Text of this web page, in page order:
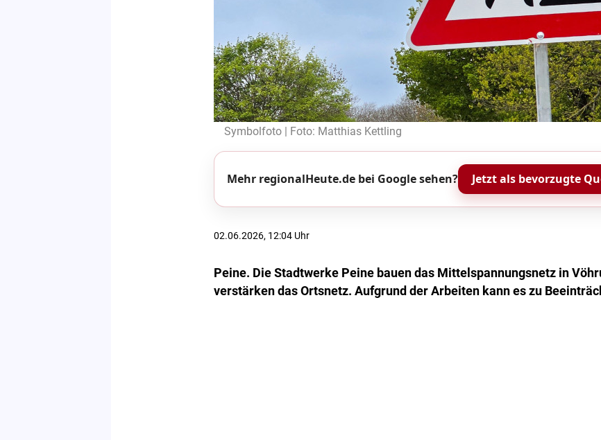
Symbolfoto | Foto: Matthias Kettling
Mehr regionalHeute.de bei Google sehen? Jetzt als bevorzugte
02.06.2026, 12:04 Uhr
Peine. Die Stadtwerke Peine bauen das Mittelspannungsnetz in
verstärken das Ortsnetz. Aufgrund der Arbeiten kann es zu